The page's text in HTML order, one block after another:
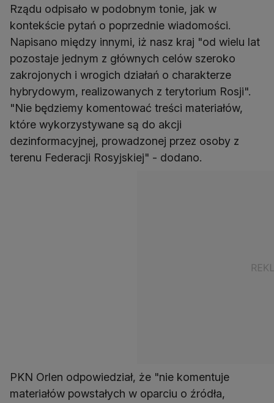
Rządu odpisało w podobnym tonie, jak w
kontekście pytań o poprzednie wiadomości.
Napisano między innymi, iż nasz kraj "od wielu lat
pozostaje jednym z głównych celów szeroko
zakrojonych i wrogich działań o charakterze
hybrydowym, realizowanych z terytorium Rosji".
"Nie będziemy komentować treści materiałów,
które wykorzystywane są do akcji
dezinformacyjnej, prowadzonej przez osoby z
terenu Federacji Rosyjskiej" - dodano.
PKN Orlen odpowiedział, że "nie komentuje
materiałów powstałych w oparciu o źródła,